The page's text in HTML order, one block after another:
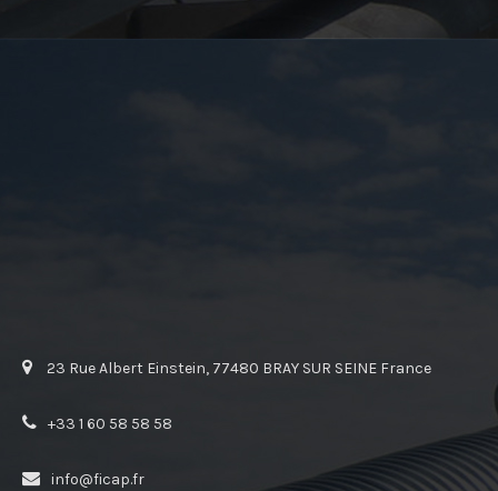
23 Rue Albert Einstein, 77480 BRAY SUR SEINE France
+33 1 60 58 58 58
info@ficap.fr